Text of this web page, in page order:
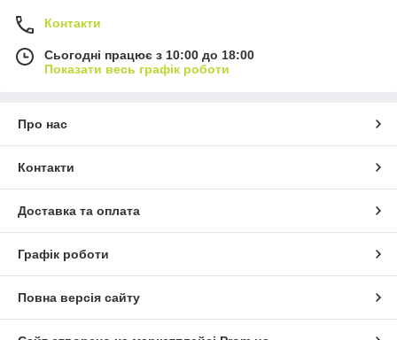
Контакти
Сьогодні працює з 10:00 до 18:00
Показати весь графік роботи
Про нас
Контакти
Доставка та оплата
Графік роботи
Повна версія сайту